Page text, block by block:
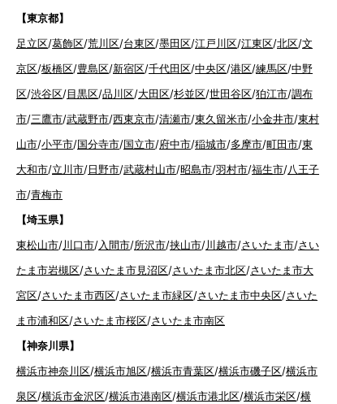
【東京都】
足立区/葛飾区/荒川区/台東区/墨田区/江戸川区/江東区/北区/文
京区/板橋区/豊島区/新宿区/千代田区/中央区/港区/練馬区/中野
区/渋谷区/目黒区/品川区/大田区/杉並区/世田谷区/狛江市/調布
市/三鷹市/武蔵野市/西東京市/清瀬市/東久留米市/小金井市/東村
山市/小平市/国分寺市/国立市/府中市/稲城市/多摩市/町田市/東
大和市/立川市/日野市/武蔵村山市/昭島市/羽村市/福生市/八王子
市/青梅市
【埼玉県】
東松山市/川口市/入間市/所沢市/挟山市/川越市/さいたま市/さい
たま市岩槻区/さいたま市見沼区/さいたま市北区/さいたま市大
宮区/さいたま市西区/さいたま市緑区/さいたま市中央区/さいた
ま市浦和区/さいたま市桜区/さいたま市南区
【神奈川県】
横浜市神奈川区/横浜市旭区/横浜市青葉区/横浜市磯子区/横浜市
泉区/横浜市金沢区/横浜市港南区/横浜市港北区/横浜市栄区/横